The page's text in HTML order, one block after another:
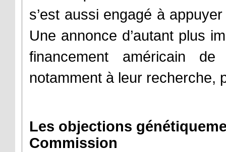
s’est aussi engagé à
Une annonce d’autant plus
financement américain
notamment à leur recherche,
Les objections
Commission